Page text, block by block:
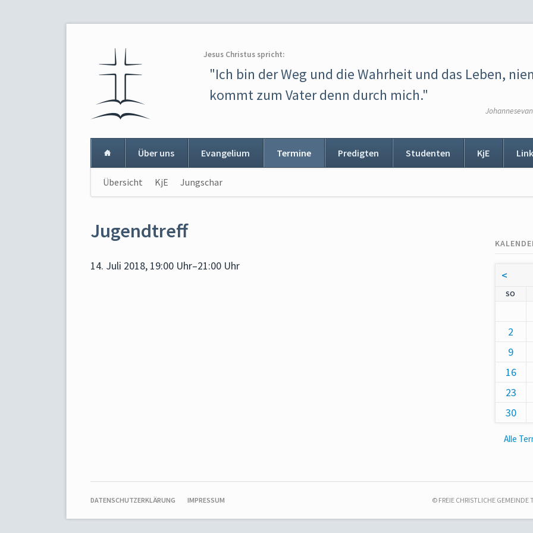
Jesus Christus spricht:
"Ich bin der Weg und die Wahrheit und das Leben,
kommt zum Vater denn durch mich."
Über uns Evangelium Termine Predigten Studenten KjE
Navigation
überspringen
Übersicht KjE Jungschar
Jugendtreff
14. Juli 2018, 19:00 Uhr–21:00 Uhr
<
SO
2
9
16
23
30
Alle
NAVIGATION
DATENSCHUTZERKLÄRUNG IMPRESSUM © FREIE CHRISTLICHE GEMEINDE